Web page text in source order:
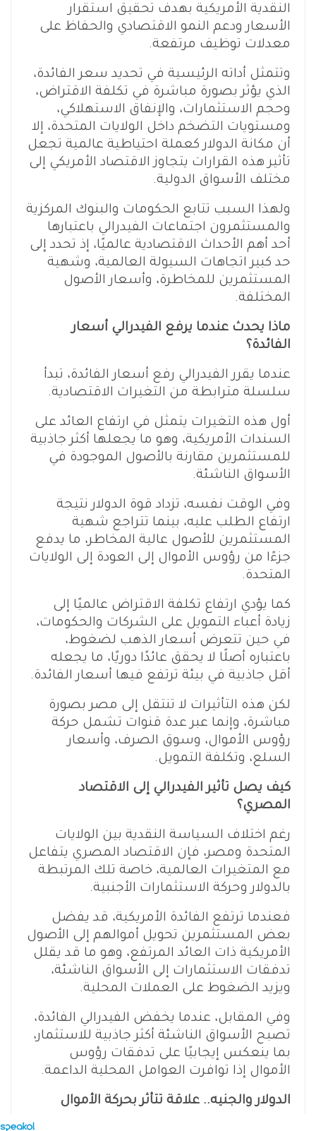
النقدية الأمريكية بهدف تحقيق استقرار
الأسعار ودعم النمو الاقتصادي والحفاظ على
معدلات توظيف مرتفعة.
وتتمثل أداته الرئيسية في تحديد سعر الفائدة،
الذي يؤثر بصورة مباشرة في تكلفة الاقتراض،
وحجم الاستثمارات، والإنفاق الاستهلاكي،
ومستويات التضخم داخل الولايات المتحدة، إلا
أن مكانة الدولار كعملة احتياطية عالمية تجعل
تأثير هذه القرارات يتجاوز الاقتصاد الأمريكي إلى
مختلف الأسواق الدولية.
ولهذا السبب تتابع الحكومات والبنوك المركزية
والمستثمرون اجتماعات الفيدرالي باعتبارها
أحد أهم الأحداث الاقتصادية عالميًا، إذ تحدد إلى
حد كبير اتجاهات السيولة العالمية، وشهية
المستثمرين للمخاطرة، وأسعار الأصول
المختلفة.
ماذا يحدث عندما يرفع الفيدرالي أسعار
الفائدة؟
عندما يقرر الفيدرالي رفع أسعار الفائدة، تبدأ
سلسلة مترابطة من التغيرات الاقتصادية.
أول هذه التغيرات يتمثل في ارتفاع العائد على
السندات الأمريكية، وهو ما يجعلها أكثر جاذبية
للمستثمرين مقارنة بالأصول الموجودة في
الأسواق الناشئة.
وفي الوقت نفسه، تزداد قوة الدولار نتيجة
ارتفاع الطلب عليه، بينما تتراجع شهية
المستثمرين للأصول عالية المخاطر، ما يدفع
جزءًا من رؤوس الأموال إلى العودة إلى الولايات
المتحدة.
كما يؤدي ارتفاع تكلفة الاقتراض عالميًا إلى
زيادة أعباء التمويل على الشركات والحكومات،
في حين تتعرض أسعار الذهب لضغوط،
باعتباره أصلًا لا يحقق عائدًا دوريًا، ما يجعله
أقل جاذبية في بيئة ترتفع فيها أسعار الفائدة.
لكن هذه التأثيرات لا تنتقل إلى مصر بصورة
مباشرة، وإنما عبر عدة قنوات تشمل حركة
رؤوس الأموال، وسوق الصرف، وأسعار
السلع، وتكلفة التمويل.
كيف يصل تأثير الفيدرالي إلى الاقتصاد
المصري؟
رغم اختلاف السياسة النقدية بين الولايات
المتحدة ومصر، فإن الاقتصاد المصري يتفاعل
مع المتغيرات العالمية، خاصة تلك المرتبطة
بالدولار وحركة الاستثمارات الأجنبية.
فعندما ترتفع الفائدة الأمريكية، قد يفضل
بعض المستثمرين تحويل أموالهم إلى الأصول
الأمريكية ذات العائد المرتفع، وهو ما قد يقلل
تدفقات الاستثمارات إلى الأسواق الناشئة،
ويزيد الضغوط على العملات المحلية.
وفي المقابل، عندما يخفض الفيدرالي الفائدة،
تصبح الأسواق الناشئة أكثر جاذبية للاستثمار،
بما ينعكس إيجابيًا على تدفقات رؤوس
الأموال إذا توافرت العوامل المحلية الداعمة.
الدولار والجنيه.. علاقة تتأثر بحركة الأموال